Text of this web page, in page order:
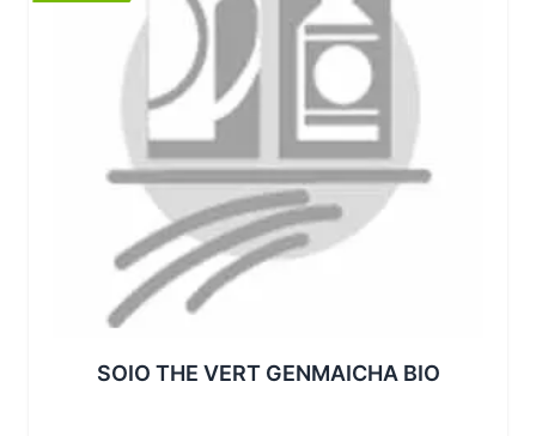
Les conditionnements disponibles :
SOIO THE VERT GENMAICHA BIO